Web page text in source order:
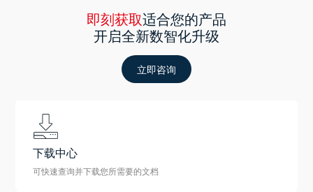
即刻获取适合您的产品
开启全新数智化升级
立即咨询
下载中心
可快速查询并下载您所需要的文档